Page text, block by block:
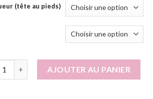
(tête au pieds)
AJOUTER AU PANIER